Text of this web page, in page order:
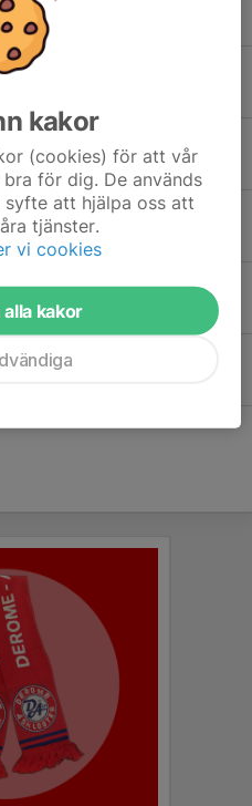
sammandrag för F9
F2014
säsongen!
kakor
(cookies) för att vår
för dig. De används
att hjälpa oss att
tjänster.
vi cookies
kakor